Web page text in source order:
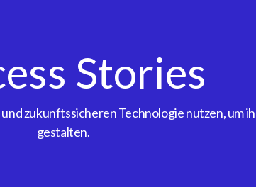
Stories
zukunftssicheren Technologie nutzen, um
gestalten.